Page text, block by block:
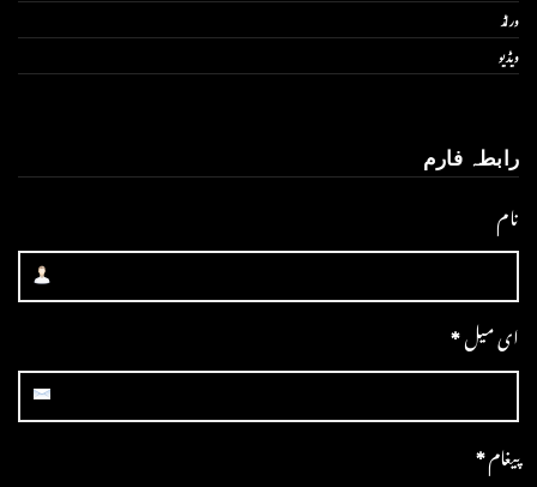
ورلڈ
ویڈیو
رابطہ فارم
نام
ای میل*
پیغام*